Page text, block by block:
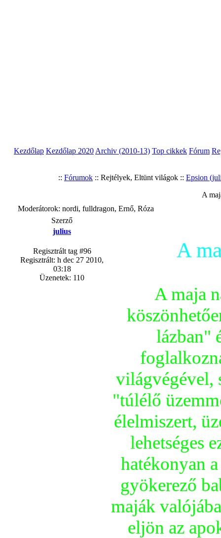
Kezdőlap Kezdőlap 2020 Archiv (2010-13) Top cikkek Fórum
:: Fórumok :: Rejtélyek, Eltünt világok :: Epsion
A
Moderátorok: nordi, fulldragon, Ernő, Róza
Szerző
julius
Regisztrált tag #96
Regisztrált: h dec 27 2010,
03:18
Üzenetek: 110
A
A maja
lázban"
világvégével,
"túlélő
élelmiszert,
lehetséges
hatékonyan
gyökerező
maják
eljön az